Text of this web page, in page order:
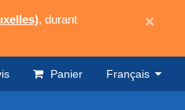
, durant
×
Panier Français